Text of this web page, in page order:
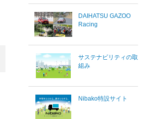
DAIHATSU GAZOO
Racing
サステナビリティの取
組み
Nibako特設サイト